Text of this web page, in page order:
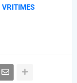
VRITIMES